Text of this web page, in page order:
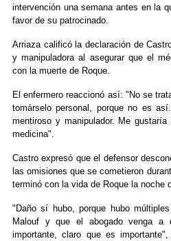
intervención una semana antes en la
favor de su patrocinado.
Arriaza calificó la declaración de
y manipuladora al asegurar que el
con la muerte de Roque.
El enfermero reaccionó así: "No se
tomárselo personal, porque no es
mentiroso y manipulador. Me
medicina".
Castro expresó que el defensor
las omisiones que se cometieron
terminó con la vida de Roque la noche
"Daño sí hubo, porque hubo
Malouf y que el abogado venga a
importante, claro que es